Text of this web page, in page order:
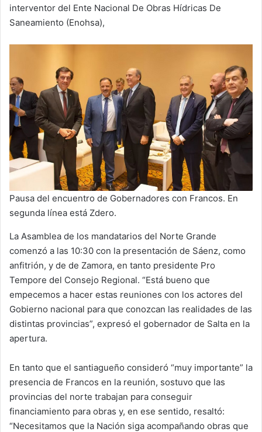
interventor del Ente Nacional De Obras Hídricas De
Saneamiento (Enohsa),
Pausa del encuentro de Gobernadores con Francos. En
segunda línea está Zdero.
La Asamblea de los mandatarios del Norte Grande
comenzó a las 10:30 con la presentación de Sáenz, como
anfitrión, y de de Zamora, en tanto presidente Pro
Tempore del Consejo Regional. “Está bueno que
empecemos a hacer estas reuniones con los actores del
Gobierno nacional para que conozcan las realidades de las
distintas provincias”, expresó el gobernador de Salta en la
apertura.
En tanto que el santiagueño consideró “muy importante” la
presencia de Francos en la reunión, sostuvo que las
provincias del norte trabajan para conseguir
financiamiento para obras y, en ese sentido, resaltó:
“Necesitamos que la Nación siga acompañando obras que